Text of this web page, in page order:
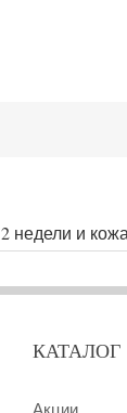
и
КАТАЛОГ